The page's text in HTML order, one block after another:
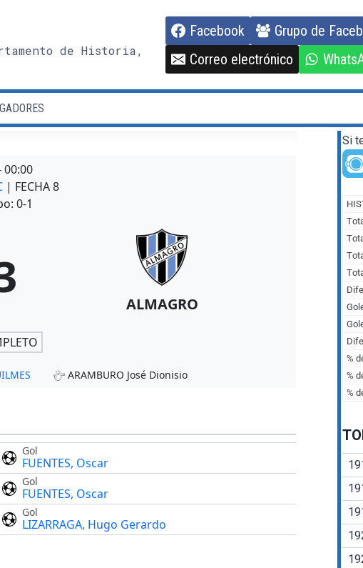
de Historia,
Facebook Grupo de
Correo electrónico
00:00
| FECHA 8
0-1
ALMAGRO
ARAMBURO José Dionisio
Gol
FUENTES, Oscar
Gol
FUENTES, Oscar
Gol
LIZARRAGA, Hugo Gerardo
Si